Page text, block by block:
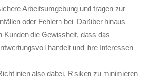
Arbeitsumgebung und tragen zur
oder Fehlern bei. Darüber hinaus
Kunden die Gewissheit, dass das
handelt und ihre Interessen
also dabei, Risiken zu minimieren